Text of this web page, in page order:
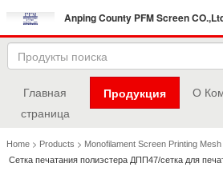
Anping County PFM Screen
Главная
страница
Продукция О
Home > Products > Monofilament Screen Printing Mesh
Сетка печатания полиэстера ДПП47/сетка для